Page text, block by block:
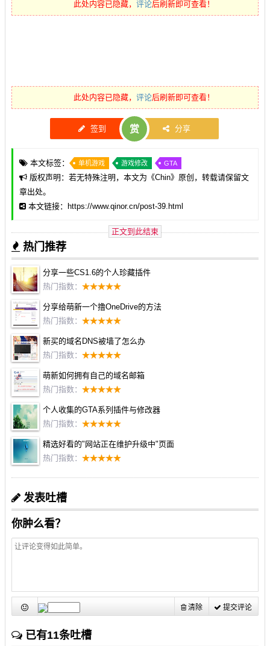
此处内容已隐藏， 评论后刷新即可查看！
此处内容已隐藏， 评论后刷新即可查看！
签到 赏 分享
本文标签： 单机游戏 游戏修改 GTA
版权声明：若无特殊注明，本文为《Chin》原创，转载请保留文
章出处。
本文链接：https://www.qinor.cn/post-39.html
正文到此结束
热门推荐
分享一些CS1.6的个人珍藏插件
热门指数：
分享给萌新一个撸OneDrive的方法
热门指数：
新买的域名DNS被墙了怎么办
热门指数：
萌新如何拥有自己的域名邮箱
热门指数：
个人收集的GTA系列插件与修改器
热门指数：
精选好看的"网站正在维护升级中"页面
热门指数：
发表吐槽
你肿么看？
提交评论
清除
已有11条吐槽